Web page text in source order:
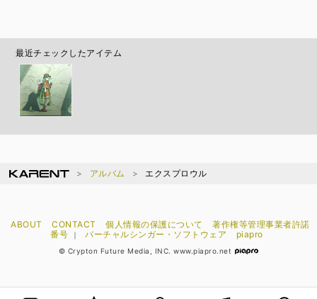
最近チェックしたアイテム
アルバム エクスプロウル
ABOUT CONTACT 個人情報の保護について
著作権等管理事業者許諾
番号
｜ バーチャルシンガー・ソフトウェア piapro
© Crypton Future Media, INC. www.piapro.net